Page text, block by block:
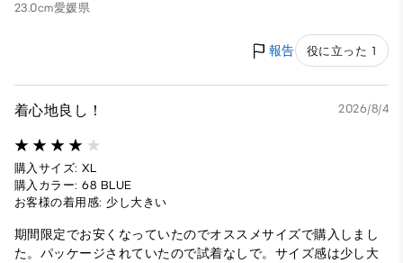
23.0cm愛媛県
報告 役に立った 1
着心地良し！ 2026/8/4
購入サイズ: XL
購入カラー: 68 BLUE
お客様の着用感: 少し大きい
期間限定でお安くなっていたのでオススメサイズで購入しまし
た。パッケージされていたので試着なしで。サイズ感は少し大